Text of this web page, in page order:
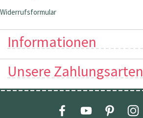
Widerrufsformular
Informationen
Unsere Zahlungsarten